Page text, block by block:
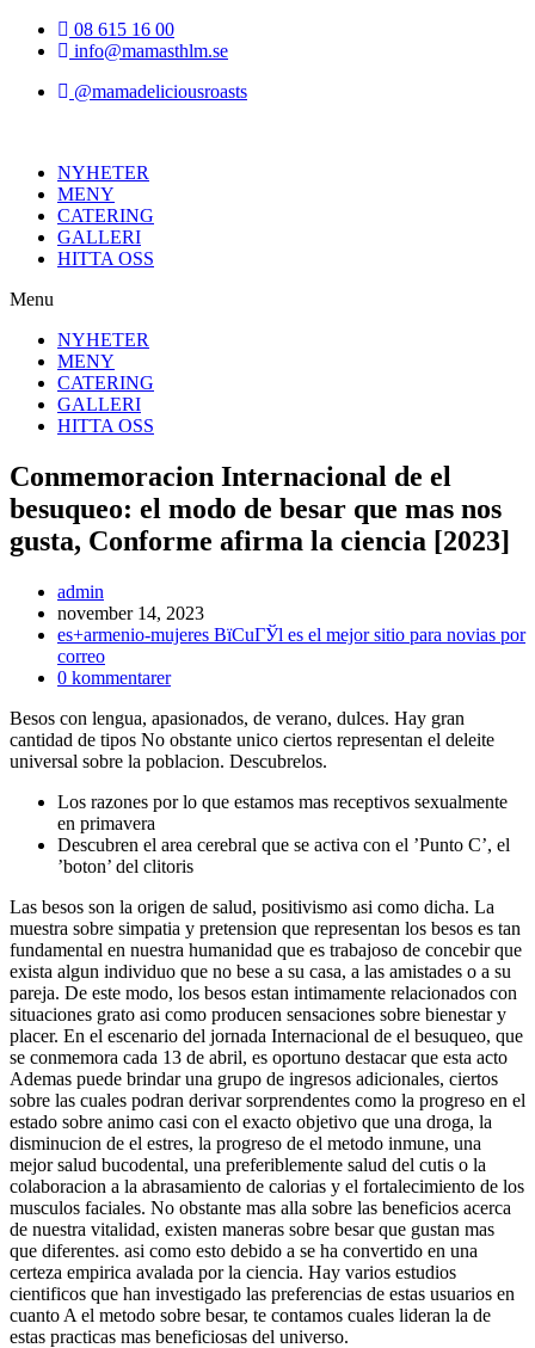
Hoppa
08 615 16 00
info@mamasthlm.se
@mamadeliciousroasts
NYHETER
MENY
CATERING
GALLERI
HITTA OSS
Menu
NYHETER
MENY
CATERING
GALLERI
HITTA OSS
Conmemoracion Internacional de el
besuqueo: el modo de besar que mas nos
gusta, Conforme afirma la ciencia [2023]
Inläggsförfattare:
admin
Inlägget
publicerat:
november 14, 2023
Inläggskategori:
es+armenio-mujeres ВїCuГЎl es el mejor sitio para novias por
correo
Kommentarer
inlägget:
0 kommentarer
Besos con lengua, apasionados, de verano, dulces. Hay gran
cantidad de tipos No obstante unico ciertos representan el deleite
universal sobre la poblacion. Descubrelos.
Los razones por lo que estamos mas receptivos sexualmente
en primavera
Descubren el area cerebral que se activa con el ’Punto C’, el
’boton’ del clitoris
Las besos son la origen de salud, positivismo asi­ como dicha. La
muestra sobre simpatia y pretension que representan los besos es tan
fundamental en nuestra humanidad que es trabajoso de concebir que
exista algun individuo que no bese a su casa, a las amistades o a su
pareja. De este modo, los besos estan intimamente relacionados con
situaciones grato asi­ como producen sensaciones sobre bienestar y
placer. En el escenario del jornada Internacional de el besuqueo, que
se conmemora cada 13 de abril, es oportuno destacar que esta acto
Ademas puede brindar una grupo de ingresos adicionales, ciertos
sobre las cuales podran derivar sorprendentes como la progreso en el
estado sobre animo casi con el exacto objetivo que una droga, la
disminucion de el estres, la progreso de el metodo inmune, una
mejor salud bucodental, una preferiblemente salud del cutis o la
colaboracion a la abrasamiento de calorias y el fortalecimiento de los
musculos faciales. No obstante mas alla sobre las beneficios acerca
de nuestra vitalidad, existen maneras sobre besar que gustan mas
que diferentes. asi­ como esto debido a se ha convertido en una
certeza empirica avalada por la ciencia. Hay varios estudios
cientificos que han investigado las preferencias de estas usuarios en
cuanto A el metodo sobre besar, te contamos cuales lideran la de
estas practicas mas beneficiosas del universo.